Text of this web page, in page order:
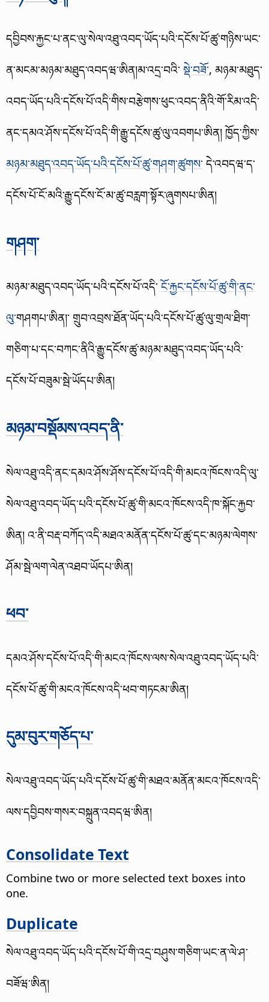
དབྱིབས་རྐྱང་པ་ནང་ལུ་སེལ་འཐུ་འབད་ཡོད་པའི་དངོས་པོ་ཚུ་གཉིས་ཡང་
ན་མངམ་མཉམ་མཐུད་འབདཝ་ཨིན།མ་འདྲ་བའི་ སྡེ་བཟོ་, མཉམ་མཐུད་
འབད་ཡོད་པའི་དངོས་པོ་འདི་གིས་བརྩེགས་ཕུང་འབད་ནིའི་གོ་རིམ་འདི་
ནང་དམའ་ཤོས་དངོས་པོ་འདི་གི་རྒྱུ་དངོས་ཚུ་ལུ་འབགཔ་ཨིན། ཁྱོད་ཀྱིས་
མཉམ་མཐུད་འབད་ཡོད་པའི་དངོས་པོ་ཚུ་གཤག་ཚུགས་ དེ་འབདཝ་ད་
དངོས་པོ་ངོ་མའི་རྒྱུ་དངོས་ངོ་མ་ཚུ་བརླག་སྟོར་ཞུགསཔ་ཨིན།
གཤག་
མཉམ་མཐུད་འབད་ཡོད་པའི་དངོས་པོ་འདི་ ངོ་རྐྱང་དངོས་པོ་ཚུ་གི་ནང་
ལུ་གཤགཔ་ཨིན།་ གྲུབ་འབྲས་ཐོན་ཡོད་པའི་དངོས་པོ་ཚུ་ལུ་གྲལ་ཐིག་
གཅིག་པ་དང་བཀང་ནིའི་རྒྱུ་དངོས་ཚུ་མཉམ་མཐུད་འབད་ཡོད་པའི་
དངོས་པོ་བཟུམ་སྦེ་ཡོདཔ་ཨིན།
མཉམ་བསྡོམས་འབད་ནི་
སེལ་འཐུ་འདི་ནང་དམའ་ཤོས་ཤོས་དངོས་པོ་འདི་གི་མངའ་ཁོངས་འདི་ལུ་
སེལ་འཐུ་འབད་ཡོད་པའི་དངོས་པོ་ཚུ་གི་མངའ་ཁོངས་འདི་ཁ་སྐོང་རྐྱབ་
ཨིན། འ་ནི་བརྡ་བཀོད་འདི་མཐའ་མནོན་དངོས་པོ་ཚུ་དང་མཉམ་ལེགས་
ཤོམ་སྦེ་ལག་ལེན་འཐབ་ཡོདཔ་ཨིན།
ཕབ་
དམའ་ཤོས་དངོས་པོ་འདི་གི་མངའ་ཁོངས་ལས་སེལ་འཐུ་འབད་ཡོད་པའི་
དངོས་པོ་ཚུ་གི་མངའ་ཁོངས་འདི་ཕབ་གཏངམ་ཨིན།
དུམ་བུར་གཅོད་པ་
སེལ་འཐུ་འབད་ཡོད་པའི་དངོས་པོ་ཚུ་གི་མཐའ་མནོན་མངའ་ཁོངས་འདི་
ལས་དབྱིབས་གསར་བསྐྲུན་འབདཝ་ཨིན།
Consolidate Text
Combine two or more selected text boxes into
one.
Duplicate
སེལ་འཐུ་འབད་ཡོད་པའི་དངོས་པོ་གི་འདྲ་བཤུས་གཅིག་ཡང་ན་ལེ་ཤ་
བཟོཝ་ཨིན།